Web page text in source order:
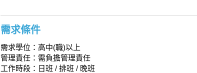
需求條件
需求學位：高中(職)以上
管理責任：需負擔管理責任
工作時段：日班 / 排班 / 晚班